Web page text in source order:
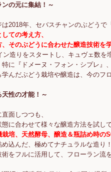
の元に集結！～
2018年、セバスチャンのぶどうで
ての考え方、
そのぶどうに合わせた醸造技術を
造りをスタートし、キュヴェ数を
に『ドメーヌ・フォン・シプレ』、
んだぶどう栽培や醸造は、今のフ
性の才能！～
面しつつも、
に合わせて様々な醸造方法を試して
栽培、天然酵母、醸造＆瓶詰め時の
込んだ、極めてナチュラルな造り！
をフルに活用して、フローラン流